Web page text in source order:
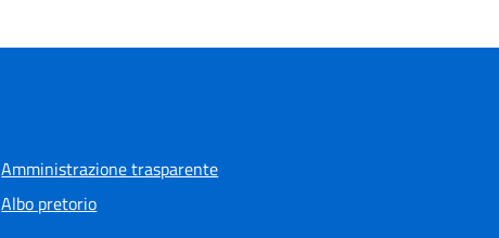
Amministrazione trasparente
Albo pretorio